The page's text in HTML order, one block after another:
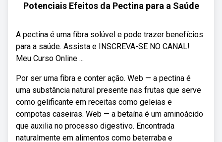
Potenciais Efeitos da Pectina para a Saúde
A pectina é uma fibra solúvel e pode trazer benefícios
para a saúde. Assista e INSCREVA-SE NO CANAL!
Meu Curso Online ...
Por ser uma fibra e conter ação. Web — a pectina é
uma substância natural presente nas frutas que serve
como gelificante em receitas como geleias e
compotas caseiras. Web — a betaína é um aminoácido
que auxilia no processo digestivo. Encontrada
naturalmente em alimentos como beterraba e